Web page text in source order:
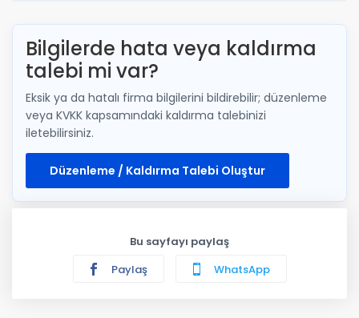
Bilgilerde hata veya kaldırma
talebi mi var?
Eksik ya da hatalı firma bilgilerini bildirebilir; düzenleme
veya KVKK kapsamındaki kaldırma talebinizi
iletebilirsiniz.
Düzenleme / Kaldırma Talebi Oluştur
Bu sayfayı paylaş
Paylaş
WhatsApp